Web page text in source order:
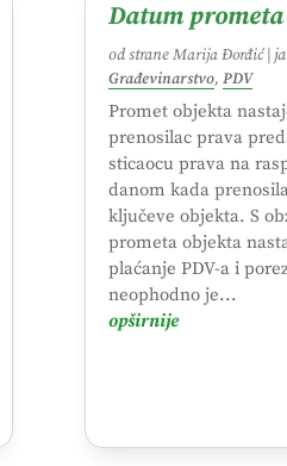
Datum
od straneMarija Đorđić|
Građevinarstvo, PDV
Promet objekta
prenosilac prava
sticaocu prava na
danom kada
ključeve objekta. S
prometa objekta
plaćanje PDV-a i
neophodno je...
opširnije